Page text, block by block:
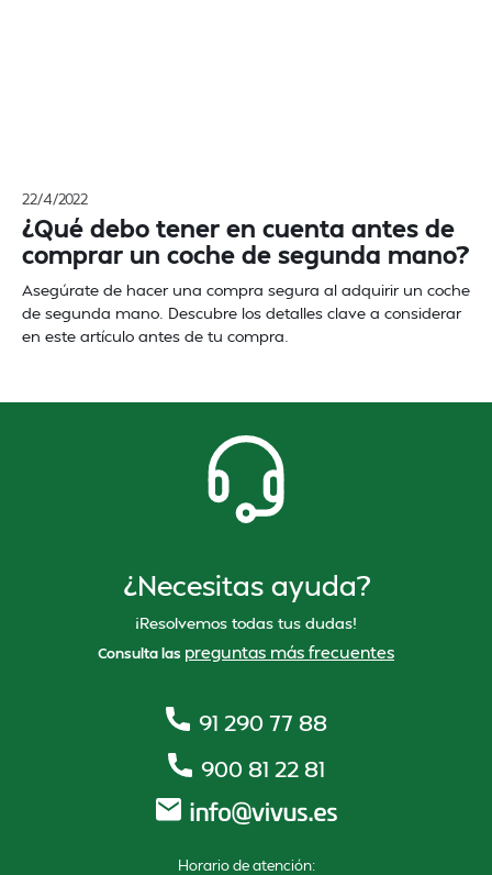
22/4/2022
¿Qué debo tener en cuenta antes de
comprar un coche de segunda mano?
Asegúrate de hacer una compra segura al adquirir un coche
de segunda mano. Descubre los detalles clave a considerar
en este artículo antes de tu compra.
¿Necesitas ayuda?
¡Resolvemos todas tus dudas!
Consulta las preguntas más frecuentes
91 290 77 88
900 81 22 81
Horario de atención: